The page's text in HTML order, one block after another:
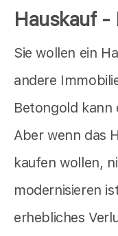
Hauskauf -
Sie wollen ein
andere
Betongold kann
Aber wenn das
kaufen wollen,
modernisieren
erhebliches